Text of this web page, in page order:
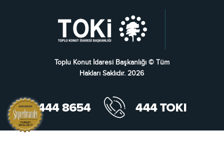
Toplu Konut İdaresi Başkanlığı © Tüm
Hakları Saklıdır. 2026